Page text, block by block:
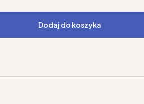
Dodaj do koszyka